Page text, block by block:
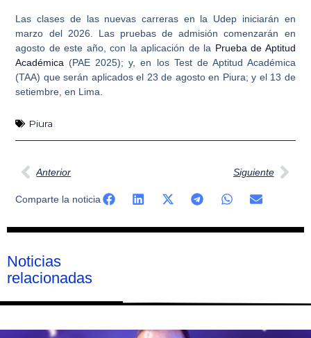
Las clases de las nuevas carreras en la Udep iniciarán en
marzo del 2026. Las pruebas de admisión comenzarán en
agosto de este año, con la aplicación de la Prueba de Aptitud
Académica (PAE 2025); y, en los Test de Aptitud Académica
(TAA) que serán aplicados el 23 de agosto en Piura; y el 13 de
setiembre, en Lima.
Piura
Ant
Anterior Siguiente
Comparte la noticia
Noticias
relacionadas